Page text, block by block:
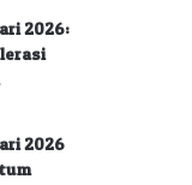
2026:
2026